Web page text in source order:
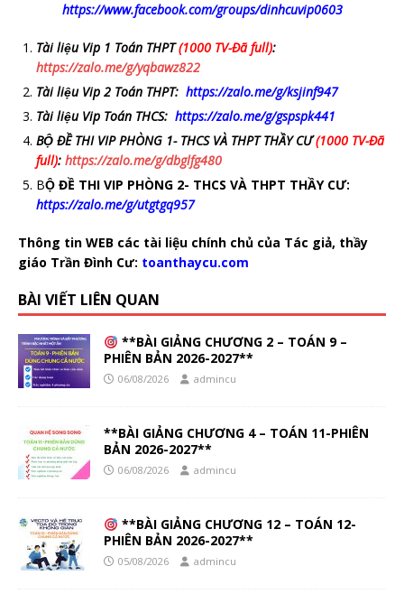
https://www.facebook.com/groups/dinhcuvip0603
Tài liệu Vip 1 Toán THPT(1000 TV-Đã full):
https://zalo.me/g/yqbawz822
Tài liệu Vip 2 Toán THPT: https://zalo.me/g/ksjinf947
Tài liệu Vip Toán THCS: https://zalo.me/g/gspspk441
BỘ ĐỀ THI VIP PHÒNG 1- THCS VÀ THPT THẦY CƯ(1000 TV-Đã
full): https://zalo.me/g/dbglfg480
BỘ ĐỀ THI VIP PHÒNG 2- THCS VÀ THPT THẦY CƯ:
https://zalo.me/g/utgtgq957
Thông tin WEB các tài liệu chính chủ của Tác giả, thầy
giáo Trần Đình Cư: toanthaycu.com
BÀI VIẾT LIÊN QUAN
**BÀI GIẢNG CHƯƠNG 2 – TOÁN 9 –
PHIÊN BẢN 2026-2027**
06/08/2026 admincu
**BÀI GIẢNG CHƯƠNG 4 – TOÁN 11-PHIÊN
BẢN 2026-2027**
06/08/2026 admincu
**BÀI GIẢNG CHƯƠNG 12 – TOÁN 12-
PHIÊN BẢN 2026-2027**
05/08/2026 admincu